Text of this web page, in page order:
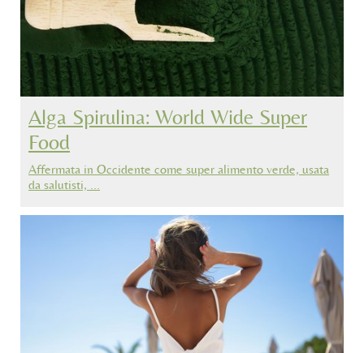
Alga Spirulina: World Wide Super
Food
Affermata in Occidente come super alimento verde, usata
da salutisti, …